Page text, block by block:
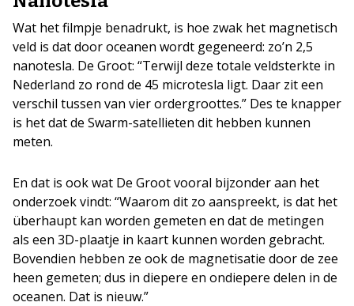
Wat het filmpje benadrukt, is hoe zwak het magnetisch
veld is dat door oceanen wordt gegeneerd: zo’n 2,5
nanotesla. De Groot: “Terwijl deze totale veldsterkte in
Nederland zo rond de 45 microtesla ligt. Daar zit een
verschil tussen van vier ordergroottes.” Des te knapper
is het dat de Swarm-satellieten dit hebben kunnen
meten.
En dat is ook wat De Groot vooral bijzonder aan het
onderzoek vindt: “Waarom dit zo aanspreekt, is dat het
überhaupt kan worden gemeten en dat de metingen
als een 3D-plaatje in kaart kunnen worden gebracht.
Bovendien hebben ze ook de magnetisatie door de zee
heen gemeten; dus in diepere en ondiepere delen in de
oceanen. Dat is nieuw.”